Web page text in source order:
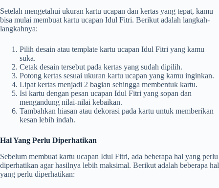
Setelah mengetahui ukuran kartu ucapan dan kertas yang tepat, kamu
bisa mulai membuat kartu ucapan Idul Fitri. Berikut adalah langkah-
langkahnya:
Pilih desain atau template kartu ucapan Idul Fitri yang kamu
suka.
Cetak desain tersebut pada kertas yang sudah dipilih.
Potong kertas sesuai ukuran kartu ucapan yang kamu inginkan.
Lipat kertas menjadi 2 bagian sehingga membentuk kartu.
Isi kartu dengan pesan ucapan Idul Fitri yang sopan dan
mengandung nilai-nilai kebaikan.
Tambahkan hiasan atau dekorasi pada kartu untuk memberikan
kesan lebih indah.
Hal Yang Perlu Diperhatikan
Sebelum membuat kartu ucapan Idul Fitri, ada beberapa hal yang perlu
diperhatikan agar hasilnya lebih maksimal. Berikut adalah beberapa hal
yang perlu diperhatikan: